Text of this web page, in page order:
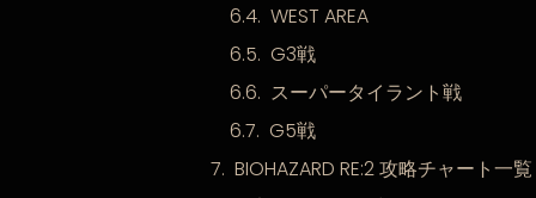
WEST AREA
G3戦
スーパータイラント戦
G5戦
BIOHAZARD RE:2 攻略チャート一覧